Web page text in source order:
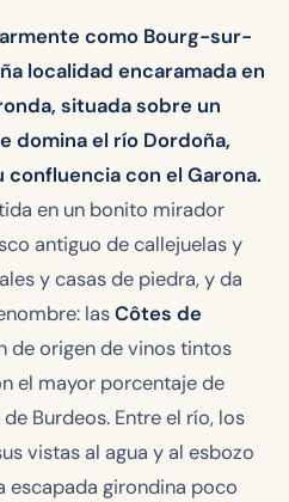
como Bourg-sur-
localidad encaramada en
situada sobre un
domina el río Dordoña,
confluencia con el Garona.
en un bonito mirador
antiguo de callejuelas y
y casas de piedra, y da
lasCôtes de
de origen de vinos tintos
el mayor porcentaje de
Burdeos. Entre el río, los
vistas al agua y al esbozo
escapada girondina poco